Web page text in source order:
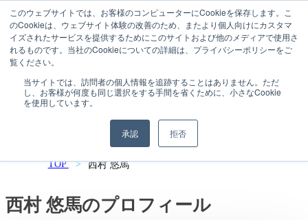
このウェブサイトでは、お客様のコンピューターにCookieを保存します。こ
のCookieは、ウェブサイト体験の改善のため、またより個人向けにカスタマ
イズされたサービスを提供するためにこのサイトおよび他のメディアで使用さ
れるものです。当社のCookieについての詳細は、プライバシーポリシーをご
覧ください。
当サイトでは、訪問者の個人情報を追跡することはありません。ただ
し、お客様が何度も同じ選択をする手間を省くために、小さなCookie
を使用しています。
承認 拒否
Marketing Expert
SNS マーケティング担当者
TOP 西村 悠馬
西村 悠馬のプロフィール